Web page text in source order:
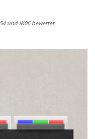
und IK06 bewertet.